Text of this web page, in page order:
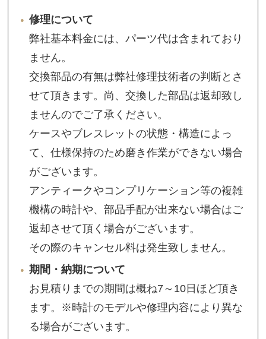
修理について
弊社基本料金には、パーツ代は含まれており
ません。
交換部品の有無は弊社修理技術者の判断とさ
せて頂きます。尚、交換した部品は返却致し
ませんのでご了承ください。
ケースやブレスレットの状態・構造によっ
て、仕様保持のため磨き作業ができない場合
がございます。
アンティークやコンプリケーション等の複雑
機構の時計や、部品手配が出来ない場合はご
返却させて頂く場合がございます。
その際のキャンセル料は発生致しません。
期間・納期について
お見積りまでの期間は概ね7～10日ほど頂き
ます。※時計のモデルや修理内容により異な
る場合がございます。